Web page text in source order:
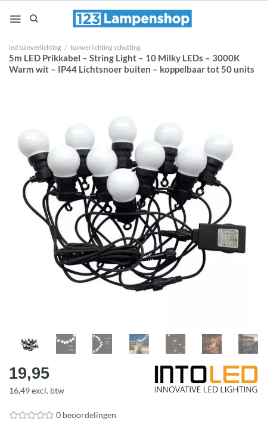
naar
led tuinverlichting / tuinverlichting schutting
5m LED Prikkabel – String Light – 10 Milky LEDs – 3000K
Warm wit – IP44 Lichtsnoer buiten – koppelbaar tot 50 units
19,95
16,49 excl. btw
0 beoordelingen